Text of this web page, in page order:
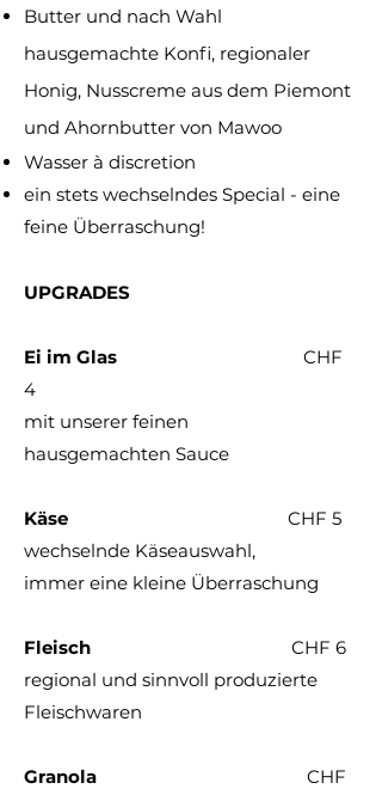
Butter und nach Wahl
hausgemachte Konfi, regionaler
Honig, Nusscreme aus dem Piemont
und Ahornbutter von Mawoo
Wasser à discretion
ein stets wechselndes Special - eine
feine Überraschung!
UPGRADES
Ei im Glas CHF
4
mit unserer feinen
hausgemachten Sauce
Käse CHF 5
wechselnde Käseauswahl,
immer eine kleine Überraschung
Fleisch CHF 6
regional und sinnvoll produzierte
Fleischwaren
Granola CHF